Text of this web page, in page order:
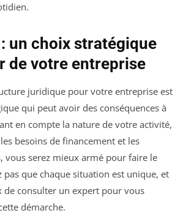
un choix stratégique
de votre entreprise
juridique pour votre entreprise est
qui peut avoir des conséquences à
en compte la nature de votre activité,
besoins de financement et les
vous serez mieux armé pour faire le
pas que chaque situation est unique, et
de consulter un expert pour vous
démarche.